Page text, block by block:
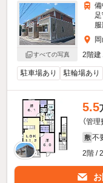
すべての写真
2階建
駐車場あり 駐輪場あり
5.5
（管
敷 不
2階 /